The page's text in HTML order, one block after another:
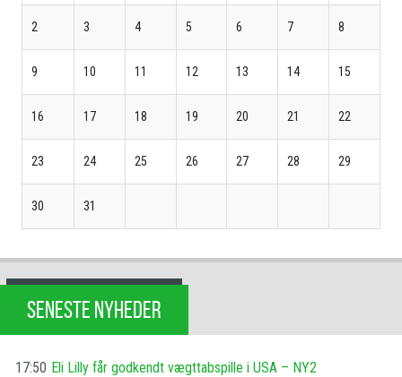
2 3 4 5 6 7 8
9 10 11 12 13 14 15
16 17 18 19 20 21 22
23 24 25 26 27 28 29
30 31
SENESTE NYHEDER
17:50 Eli Lilly får godkendt vægttabspille i USA – NY2